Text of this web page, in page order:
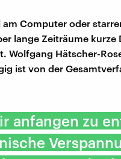
am Computer oder
lange Zeiträume kurze
Wolfgang Hätscher-
ist von der
anfangen zu